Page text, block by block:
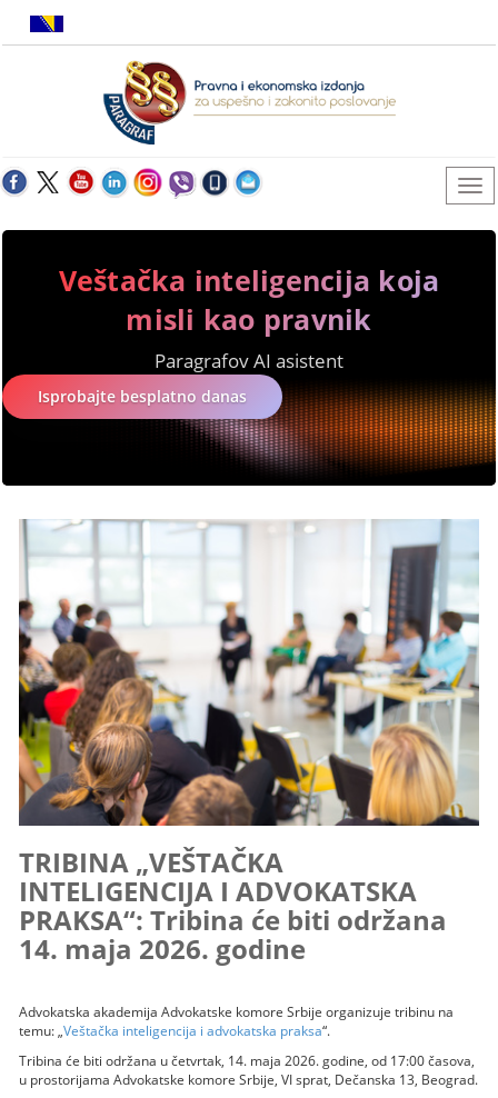
Veštačka inteligencija koja
misli kao pravnik
Paragrafov AI asistent
Isprobajte besplatno danas
TRIBINA „VEŠTAČKA
INTELIGENCIJA I ADVOKATSKA
PRAKSA“: Tribina će biti održana
14. maja 2026. godine
Advokatska akademija Advokatske komore Srbije organizuje tribinu na
temu: „Veštačka inteligencija i advokatska praksa“.
Tribina će biti održana u četvrtak, 14. maja 2026. godine, od 17:00 časova,
u prostorijama Advokatske komore Srbije, VI sprat, Dečanska 13, Beograd.